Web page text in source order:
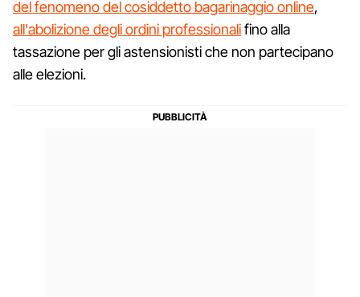
del fenomeno del cosiddetto bagarinaggio online,
all'abolizione degli ordini professionalifino alla
tassazione per gli astensionisti che non partecipano
alle elezioni.